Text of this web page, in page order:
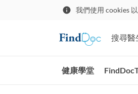
我們使用 cookies
搜尋醫
健康學堂